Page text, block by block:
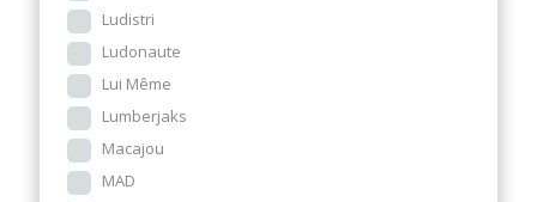
Ludistri
Ludonaute
Lui Même
Lumberjaks
Macajou
MAD